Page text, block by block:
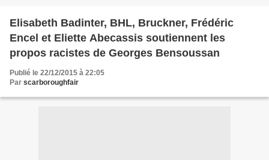
Elisabeth Badinter, BHL, Bruckner, Frédéric
Encel et Eliette Abecassis soutiennent les
propos racistes de Georges Bensoussan
Publié le 22/12/2015 à 22:05
Par scarboroughfair